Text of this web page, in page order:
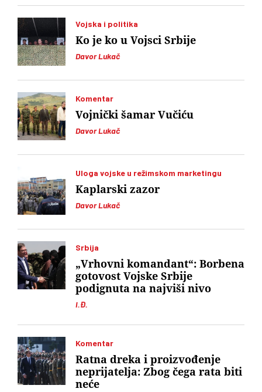
Vojska i politika
Davor Lukač
Ko je ko u Vojsci Srbije
Komentar
Davor Lukač
Vojnički šamar Vučiću
Uloga vojske u režimskom marketingu
Davor Lukač
Kaplarski zazor
Srbija
I.Đ.
„Vrhovni komandant“: Borbena
gotovost Vojske Srbije
podignuta na najviši nivo
Komentar
Ratna dreka i proizvođenje
neprijatelja: Zbog čega rata biti
neće